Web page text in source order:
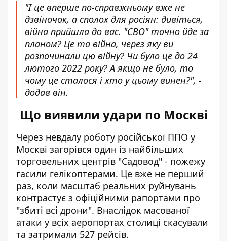
"І це вперше по-справжньому вже не
дзвіночок, а сполох для росіян: дивіться,
війна прийшла до вас. "СВО" точно йде за
планом? Це та війна, через яку ви
розпочинали цю війну? Чи було це до 24
лютого 2022 року? А якщо не було, то
чому це сталося і хто у цьому винен?", -
додав він.
Що виявили удари по Москві
Через невдалу роботу російської ППО у
Москві загорівся один із найбільших
торговельних центрів "Садовод" - пожежу
гасили гелікоптерами. Це вже не перший
раз, коли масштаб реальних руйнувань
контрастує з офіційними рапортами про
"збиті всі дрони". Внаслідок масованої
атаки у всіх аеропортах столиці скасували
та затримали 527 рейсів.